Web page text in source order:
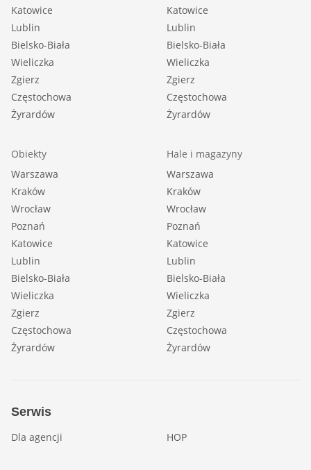
Katowice
Lublin
Bielsko-Biała
Wieliczka
Zgierz
Częstochowa
Żyrardów
Katowice
Lublin
Bielsko-Biała
Wieliczka
Zgierz
Częstochowa
Żyrardów
Obiekty
Warszawa
Kraków
Wrocław
Poznań
Katowice
Lublin
Bielsko-Biała
Wieliczka
Zgierz
Częstochowa
Żyrardów
Hale i magazyny
Warszawa
Kraków
Wrocław
Poznań
Katowice
Lublin
Bielsko-Biała
Wieliczka
Zgierz
Częstochowa
Żyrardów
Serwis
Dla agencji HOP